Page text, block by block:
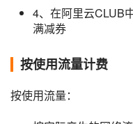
4、在阿里云CLUB中
满减券
按使用流量计费
按使用流量：